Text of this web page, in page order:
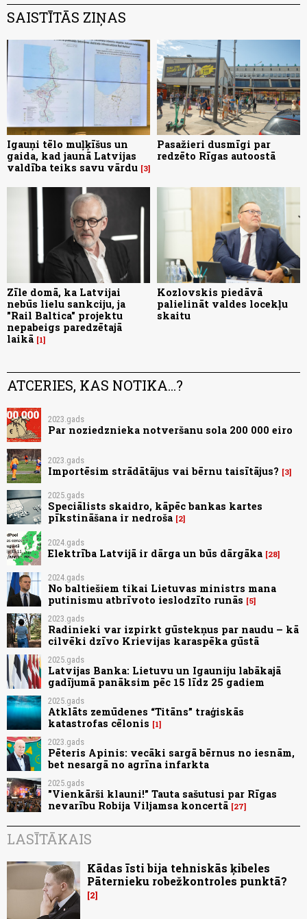
SAISTĪTĀS ZIŅAS
Igauņi tēlo muļķīšus un
gaida, kad jaunā Latvijas
valdība teiks savu vārdu 3
Pasažieri dusmīgi par
redzēto Rīgas autoostā
Zīle domā, ka Latvijai
nebūs lielu sankciju, ja
"Rail Baltica" projektu
nepabeigs paredzētajā
laikā 1
Kozlovskis piedāvā
palielināt valdes locekļu
skaitu
ATCERIES, KAS NOTIKA...?
2023.gads
Par noziedznieka notveršanu sola 200 000 eiro
2023.gads
Importēsim strādātājus vai bērnu taisītājus? 3
2025.gads
Speciālists skaidro, kāpēc bankas kartes
pīkstināšana ir nedroša 2
2024.gads
Elektrība Latvijā ir dārga un būs dārgāka 28
2024.gads
No baltiešiem tikai Lietuvas ministrs mana
putinismu atbrīvoto ieslodzīto runās
5
2023.gads
Radinieki var izpirkt gūstekņus par naudu – kā
cilvēki dzīvo Krievijas karaspēka gūstā
2025.gads
Latvijas Banka: Lietuvu un Igauniju labākajā
gadījumā panāksim pēc 15 līdz 25 gadiem
2025.gads
Atklāts zemūdenes “Titāns” traģiskās
katastrofas cēlonis
1
2023.gads
Pēteris Apinis: vecāki sargā bērnus no iesnām,
bet nesargā no agrīna infarkta
2025.gads
"Vienkārši klauni!" Tauta sašutusi par Rīgas
nevarību Robija Viljamsa koncertā 27
LASĪTĀKAIS
Kādas īsti bija tehniskās ķibeles
Pāternieku robežkontroles punktā?
2